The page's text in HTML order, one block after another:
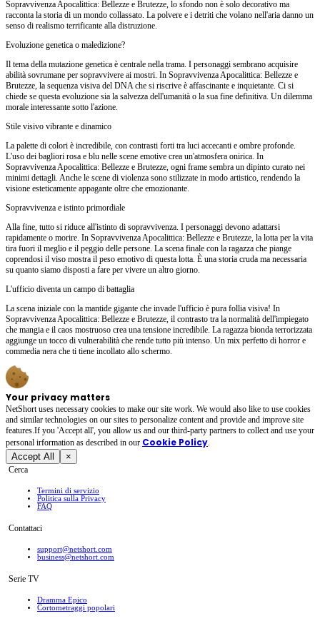
Sopravvivenza Apocalittica: Bellezze e Brutezze, lo sfondo non è solo decorativo ma
racconta la storia di un mondo collassato. La polvere e i detriti che volano nell'aria danno un
senso di realismo terrificante alla distruzione.
Evoluzione genetica o maledizione?
Il tema della mutazione genetica è centrale nella trama. I personaggi sembrano acquisire
abilità sovrumane per sopravvivere ai mostri. In Sopravvivenza Apocalittica: Bellezze e
Brutezze, la sequenza visiva del DNA che si riscrive è affascinante e inquietante. Ci si
chiede se questa evoluzione sia la salvezza dell'umanità o la sua fine definitiva. Un dilemma
morale interessante sotto l'azione.
Stile visivo vibrante e dinamico
La palette di colori è incredibile, con contrasti forti tra luci accecanti e ombre profonde.
L'uso dei bagliori rosa e blu nelle scene emotive crea un'atmosfera onirica. In
Sopravvivenza Apocalittica: Bellezze e Brutezze, ogni frame sembra un dipinto curato nei
minimi dettagli. Anche le scene di violenza sono stilizzate in modo artistico, rendendo la
visione esteticamente appagante oltre che emozionante.
Sopravvivenza e istinto primordiale
Alla fine, tutto si riduce all'istinto di sopravvivenza. I personaggi devono adattarsi
rapidamente o morire. In Sopravvivenza Apocalittica: Bellezze e Brutezze, la lotta per la vita
tira fuori il meglio e il peggio delle persone. La scena finale con la ragazza che piange
coprendosi il viso mostra il peso emotivo di questa lotta. È una storia cruda ma necessaria
su quanto siamo disposti a fare per vivere un altro giorno.
L'ufficio diventa un campo di battaglia
La scena iniziale con la mantide gigante che invade l'ufficio è pura follia visiva! In
Sopravvivenza Apocalittica: Bellezze e Brutezze, il contrasto tra la normalità dell'impiegato
che mangia e il caos mostruoso crea una tensione incredibile. La ragazza bionda terrorizzata
aggiunge un tocco di vulnerabilità che rende tutto più intenso. Un mix perfetto di horror e
commedia nera che ti tiene incollato allo schermo.
Your privacy matters
NetShort uses necessary cookies to make our site work. We would also like to use cookies
and similar technologies on our sites to personalize content and provide and improve site
features.If you 'Accept all', you allow us and our third-party partners to collect and use your
personal irformation as described in our Cookie Policy.
Accept All ×
Cerca
Termini di servizio
Politica sulla Privacy
FAQ
Contattaci
support@netshort.com
business@netshort.com
Serie TV
Dramma Epico
‌Cortometraggi popolari